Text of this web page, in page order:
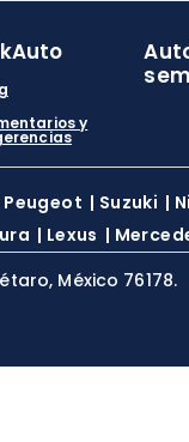
y
Peugeot | Suzuki |
| Lexus |
México 76178.